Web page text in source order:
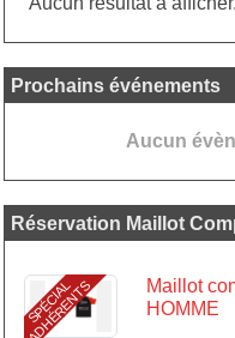
Prochains événements
Aucun
Réservation Maillot
S
P
É
C
I
A
L
A
D
H
É
R
E
N
T
S
Maillot
HOMME